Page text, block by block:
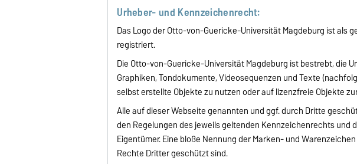
Urheber- und Kennzeichenrecht:
Das Logo der Otto-von-Guericke-Universität Magdeburg ist als
registriert.
Die Otto-von-Guericke-Universität Magdeburg ist bestrebt, die
Graphiken, Tondokumente, Videosequenzen und Texte
selbst erstellte Objekte zu nutzen oder auf lizenzfreie Objekte
Alle auf dieser Webseite genannten und ggf. durch Dritte
den Regelungen des jeweils geltenden Kennzeichenrechts
Eigentümer. Eine bloße Nennung der Marken- und
Rechte Dritter geschützt sind.